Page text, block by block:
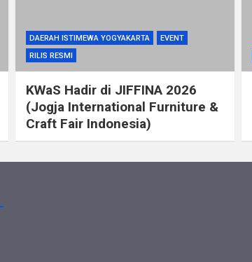
DAERAH ISTIMEWA YOGYAKARTA
EVENT
RILIS RESMI
KWaS Hadir di JIFFINA 2026
(Jogja International Furniture &
Craft Fair Indonesia)